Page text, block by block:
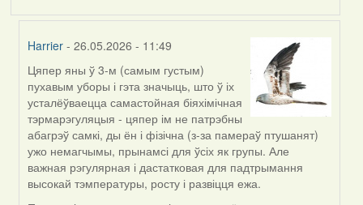
Harrier - 26.05.2026 - 11:49
In
reply
to
by
Юлія
С.К.
Цяпер яны ў 3-м (самым густым)
пухавым уборы і гэта значыць, што ў іх
усталёўваецца самастойная біяхімічная
тэрмарэгуляцыя - цяпер ім не патрэбны
абагрэў самкі, ды ён і фізічна (з-за памераў птушанят)
ужо немагчымы, прынамсі для ўсіх як групы. Але
важная рэгулярная і дастатковая для падтрымання
высокай тэмпературы, росту і развіцця ежа.